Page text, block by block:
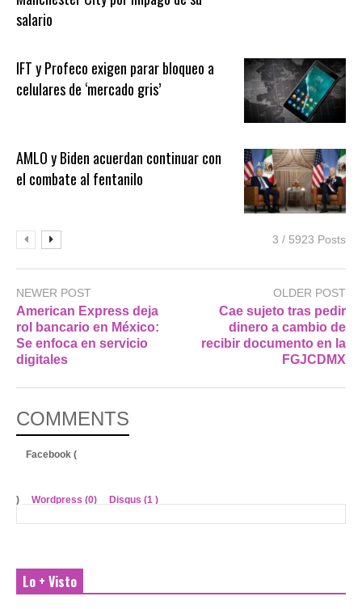
salario
IFT y Profeco exigen parar bloqueo a
celulares de ‘mercado gris’
AMLO y Biden acuerdan continuar con
el combate al fentanilo
3 / 5923 Posts
NEWER POST
American Express deja
rol bancario en México:
Se enfoca en servicio
digitales
OLDER POST
Cae sujeto tras pedir
dinero a cambio de
recibir documento en la
FGJCDMX
COMMENTS
Facebook (
) Wordpress (0) Disqus (1 )
Lo + Visto